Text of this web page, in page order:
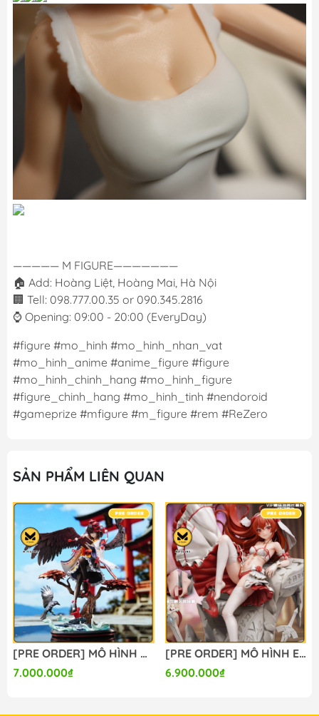
————— M FIGURE———————
🏠 Add: Hoàng Liệt, Hoàng Mai, Hà Nội
🏢 Tell: 098.777.00.35 or 090.345.2816
⌚️ Opening: 09:00 - 20:00 (EveryDay)
#figure #mo_hinh #mo_hinh_nhan_vat
#mo_hinh_anime #anime_figure #figure
#mo_hinh_chinh_hang #mo_hinh_figure
#figure_chinh_hang #mo_hinh_tinh #nendoroid
#gameprize #mfigure #m_figure #rem #ReZero
SẢN PHẨM LIÊN QUAN
[PRE ORDER] MÔ HÌNH Shameimaru Aya - Touhou Project (Liuli Studio) FIGURE CHÍNH HÃNG
7.000.000₫
[PRE ORDER] MÔ HÌNH Eris Greyrat - Mushoku Tensei (Lolikoo Studio) FIGURE CHÍNH HÃNG
6.900.000₫